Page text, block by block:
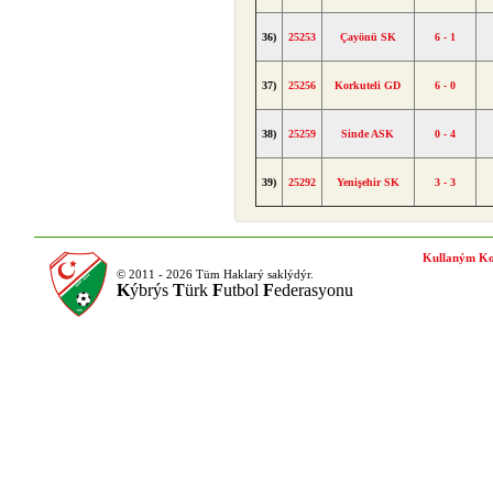
36) 25253 Çayönü SK 6 - 1
37) 25256 Korkuteli GD 6 - 0
38) 25259 Sinde ASK 0 - 4
39) 25292 Yenişehir SK 3 - 3
© 2011 - 2026 Tüm Haklarý saklýdýr.
Kýbrýs Türk Futbol Federasyonu
Kullaným